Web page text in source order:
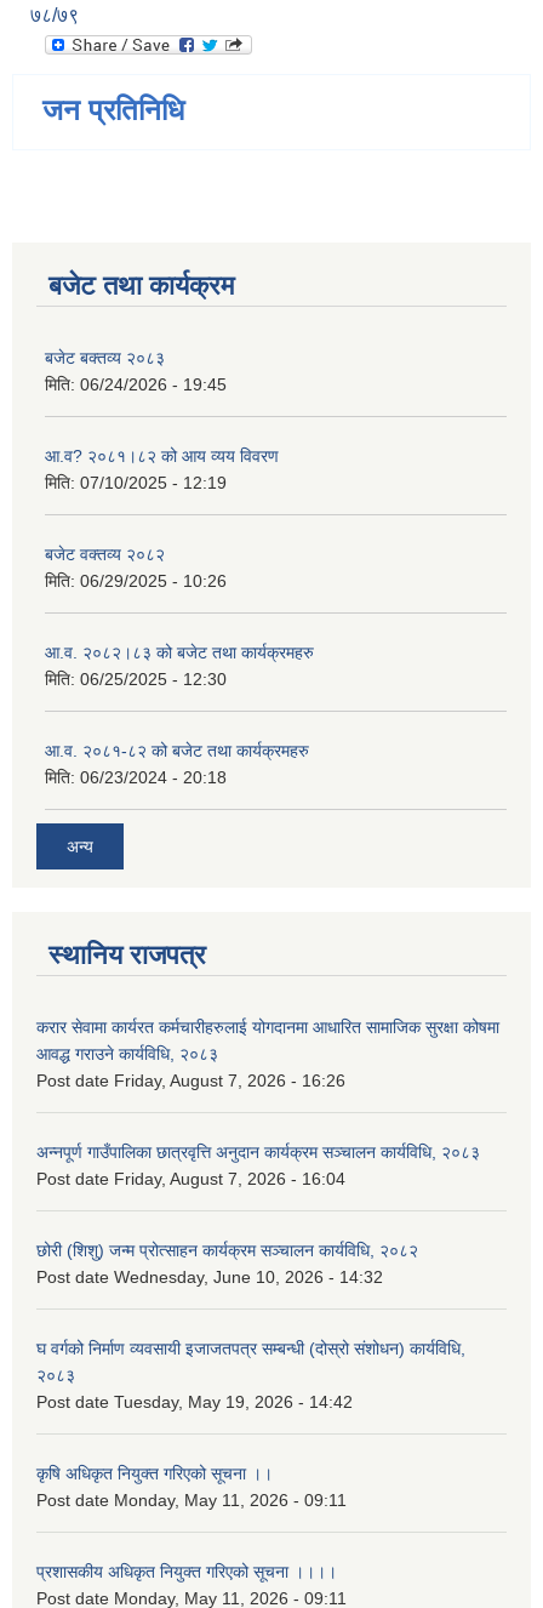
७८/७९
जन प्रतिनिधि
बजेट तथा कार्यक्रम
बजेट बक्तव्य २०८३
मिति: 06/24/2026 - 19:45
आ.व? २०८१।८२ को आय व्यय विवरण
मिति: 07/10/2025 - 12:19
बजेट वक्तव्य २०८२
मिति: 06/29/2025 - 10:26
आ.व. २०८२।८३ को बजेट तथा कार्यक्रमहरु
मिति: 06/25/2025 - 12:30
आ.व. २०८१-८२ को बजेट तथा कार्यक्रमहरु
मिति: 06/23/2024 - 20:18
अन्य
स्थानिय राजपत्र
करार सेवामा कार्यरत कर्मचारीहरुलाई योगदानमा आधारित सामाजिक सुरक्षा कोषमा
आवद्ध गराउने कार्यविधि, २०८३
Post date Friday, August 7, 2026 - 16:26
अन्नपूर्ण गाउँपालिका छात्रवृत्ति अनुदान कार्यक्रम सञ्चालन कार्यविधि, २०८३
Post date Friday, August 7, 2026 - 16:04
छोरी (शिशु) जन्म प्रोत्साहन कार्यक्रम सञ्चालन कार्यविधि, २०८२
Post date Wednesday, June 10, 2026 - 14:32
घ वर्गको निर्माण व्यवसायी इजाजतपत्र सम्बन्धी (दोस्रो संशोधन) कार्यविधि,
२०८३
Post date Tuesday, May 19, 2026 - 14:42
कृषि अधिकृत नियुक्त गरिएको सूचना ।।
Post date Monday, May 11, 2026 - 09:11
प्रशासकीय अधिकृत नियुक्त गरिएको सूचना ।।।।
Post date Monday, May 11, 2026 - 09:11